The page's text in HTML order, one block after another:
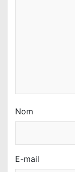
Nom
E-mail